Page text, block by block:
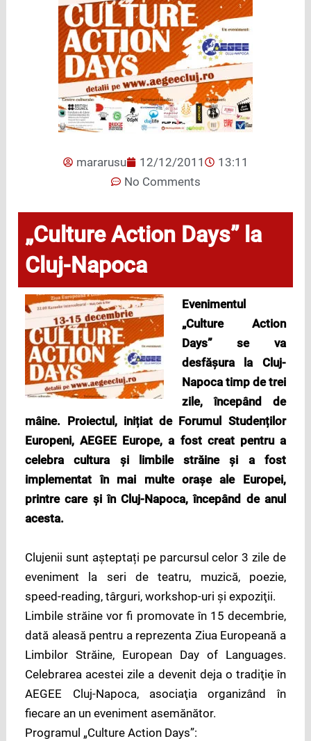
mararusu 12/12/2011
13:11
No Comments
„Culture Action Days” la
Cluj-Napoca
Evenimentul
„Culture Action
Days” se va
desfășura la Cluj-
Napoca timp de trei
zile, începând de
mâine. Proiectul, inițiat de Forumul Studenților
Europeni, AEGEE Europe, a fost creat pentru a
celebra cultura şi limbile străine și a fost
implementat în mai multe oraşe ale Europei,
printre care şi în Cluj-Napoca, începând de anul
acesta.
Clujenii sunt așteptați pe parcursul celor 3 zile de
eveniment la seri de teatru, muzică, poezie,
speed-reading, târguri, workshop-uri şi expoziţii.
Limbile străine vor fi promovate în 15 decembrie,
dată aleasă pentru a reprezenta Ziua Europeană a
Limbilor Străine, European Day of Languages.
Celebrarea acestei zile a devenit deja o tradiţie în
AEGEE Cluj-Napoca, asociaţia organizând în
fiecare an un eveniment asemănător.
Programul „Culture Action Days”: